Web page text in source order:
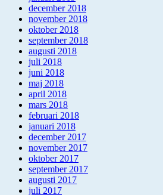
december 2018
november 2018
oktober 2018
september 2018
augusti 2018
juli 2018
juni 2018
maj 2018
april 2018
mars 2018
februari 2018
januari 2018
december 2017
november 2017
oktober 2017
september 2017
augusti 2017
juli 2017